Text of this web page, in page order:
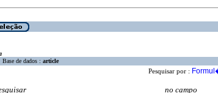
Base de dados : article
Pesquisar por :
no campo